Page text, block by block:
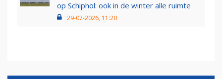
op Schiphol: ook in de winter alle ruimte
29-07-2026, 11:20